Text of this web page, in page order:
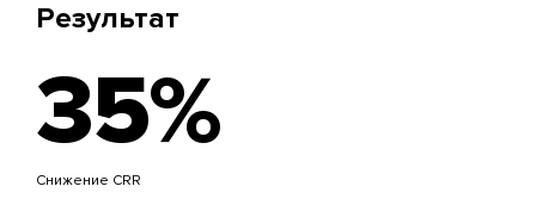
Результат
35%
Снижение CRR